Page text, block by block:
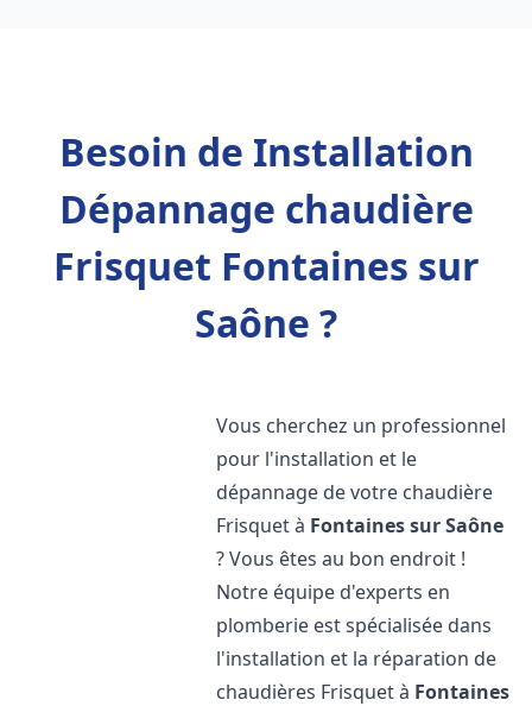
Besoin de Installation
Dépannage chaudière
Frisquet Fontaines sur
Saône ?
Vous cherchez un professionnel
pour l'installation et le
dépannage de votre chaudière
Frisquet à Fontaines sur Saône
? Vous êtes au bon endroit !
Notre équipe d'experts en
plomberie est spécialisée dans
l'installation et la réparation de
chaudières Frisquet à Fontaines